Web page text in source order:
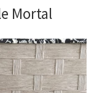
Mortal